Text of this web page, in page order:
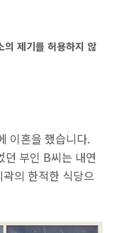
의 제기를 허용하지 않
이혼을 했습니다.
던 부인 B씨는 내연
의 한적한 식당으